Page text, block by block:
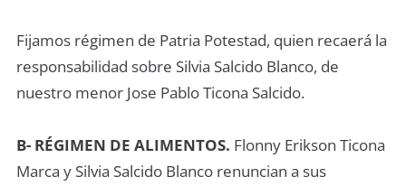
Fijamos régimen de Patria Potestad, quien recaerá la
responsabilidad sobre Silvia Salcido Blanco, de
nuestro menor Jose Pablo Ticona Salcido.
B- RÉGIMEN DE ALIMENTOS. Flonny Erikson Ticona
Marca y Silvia Salcido Blanco renuncian a sus